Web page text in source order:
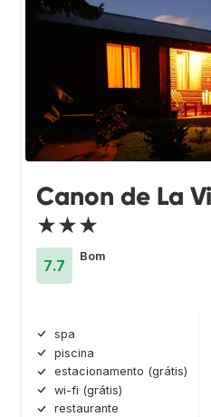
Canon de La
★★★
7.7
Bom
spa
piscina
estacionamento (grátis)
wi-fi (grátis)
restaurante